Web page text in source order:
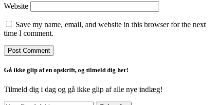
Website
Save my name, email, and website in this browser for the next
time I comment.
Gå ikke glip af en opskrift, og tilmeld dig her!
Tilmeld dig i dag og gå ikke glip af alle nye indlæg!